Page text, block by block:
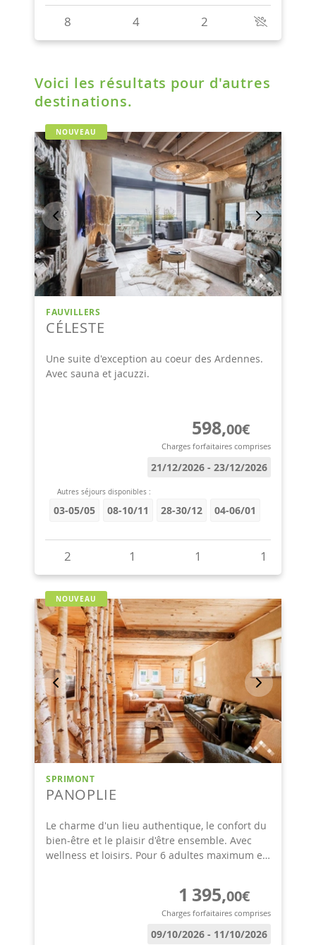
Voici les résultats pour d'autres
destinations.